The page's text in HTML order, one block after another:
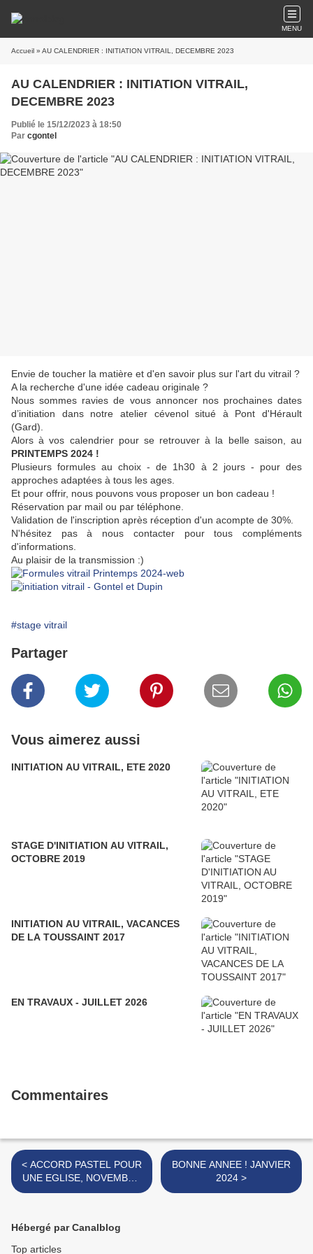
MENU
Accueil » AU CALENDRIER : INITIATION VITRAIL, DECEMBRE 2023
AU CALENDRIER : INITIATION VITRAIL,
DECEMBRE 2023
Publié le 15/12/2023 à 18:50
Par cgontel
Envie de toucher la matière et d'en savoir plus sur l'art du vitrail ?
A la recherche d'une idée cadeau originale ?
Nous sommes ravies de vous annoncer nos prochaines dates
d’initiation dans notre atelier cévenol situé à Pont d'Hérault
(Gard).
Alors à vos calendrier pour se retrouver à la belle saison, au
PRINTEMPS 2024 !
Plusieurs formules au choix - de 1h30 à 2 jours - pour des
approches adaptées à tous les ages.
Et pour offrir, nous pouvons vous proposer un bon cadeau !
Réservation par mail ou par téléphone.
Validation de l'inscription après réception d'un acompte de 30%.
N'hésitez pas à nous contacter pour tous compléments
d'informations.
Au plaisir de la transmission :)
#stage vitrail
Partager
Vous aimerez aussi
INITIATION AU VITRAIL, ETE 2020
STAGE D'INITIATION AU VITRAIL,
OCTOBRE 2019
INITIATION AU VITRAIL, VACANCES
DE LA TOUSSAINT 2017
EN TRAVAUX - JUILLET 2026
Commentaires
< ACCORD PASTEL POUR
UNE EGLISE, NOVEMBRE
2023
BONNE ANNEE ! JANVIER
2024 >
Hébergé par Canalblog
Top articles